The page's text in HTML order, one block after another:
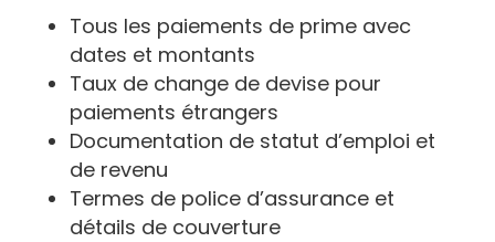
Tous les paiements de prime avec
dates et montants
Taux de change de devise pour
paiements étrangers
Documentation de statut d’emploi et
de revenu
Termes de police d’assurance et
détails de couverture